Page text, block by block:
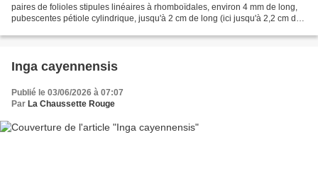
paires de folioles stipules linéaires à rhomboïdales, environ 4 mm de long,
pubescentes pétiole cylindrique, jusqu'à 2 cm de long (ici jusqu'à 2,2 cm de
Inga cayennensis
Publié le 03/06/2026 à 07:07
Par La Chaussette Rouge